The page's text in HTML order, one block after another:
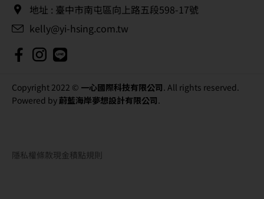
地址 : 臺中市南屯區向上路五段598-17號
kelly@yi-hsing.com.tw
Copyright 2022 © 一心國際科技有限公司. All rights reserved.
Powered by 蔚藍海岸夢想設計有限公司.
隱私權條款現金積點規則